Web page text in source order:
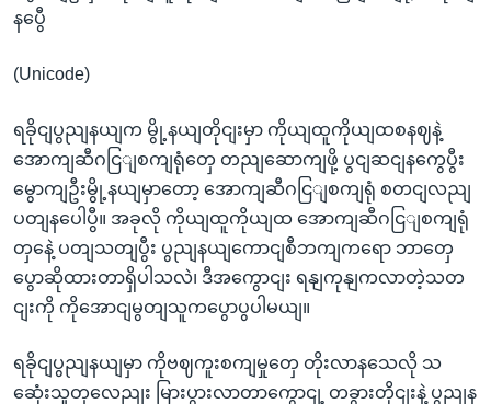
နပွေီ
(Unicode)
ရခိုငျပွညျနယျက မွို့နယျတိုငျးမှာ ကိုယျထူကိုယျထစနဈနဲ့
အောကျဆီဂငြျစကျရုံတှေ တညျဆောကျဖို့ ပွငျဆငျနကွေပွီး
မွောကျဦးမွို့နယျမှာတော့ အောကျဆီဂငြျစကျရုံ စတငျလညျ
ပတျနပေါပွီ။ အခုလို ကိုယျထူကိုယျထ အောကျဆီဂငြျစကျရုံ
တှနေဲ့ ပတျသတျပွီး ပွညျနယျကောငျစီဘကျကရော ဘာတှေ
ပွောဆိုထားတာရှိပါသလဲ၊ ဒီအကွောငျး ရနျကုနျကလာတဲ့သတ
ငျးကို ကိုအောငျမွတျသူကပွောပွပါမယျ။
ရခိုငျပွညျနယျမှာ ကိုဗဈကူးစကျမှုတှေ တိုးလာနသေလို သ
ဆေုံးသူတှလေညျး မြားပွားလာတာကွောငျ့ တခွားတိုငျးနဲ့ ပွညျန